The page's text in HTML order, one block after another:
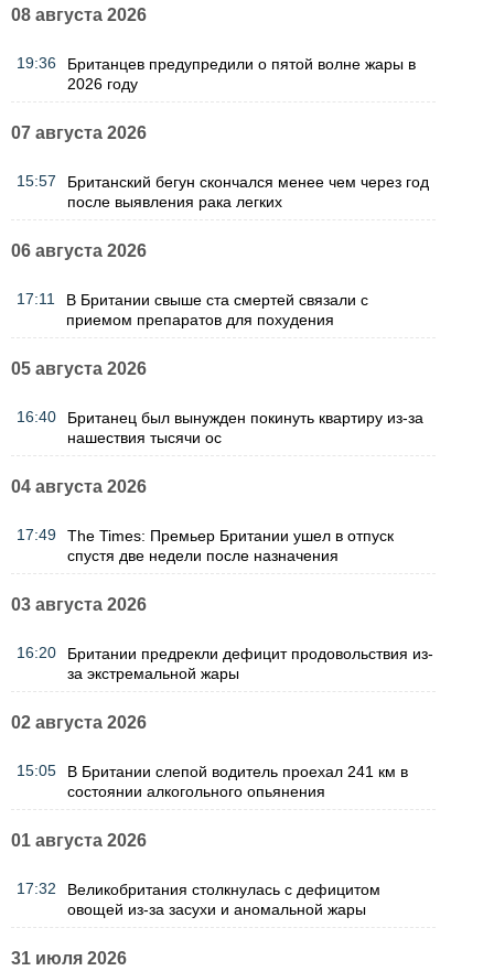
08 августа 2026
19:36
Британцев предупредили о пятой волне жары в
2026 году
07 августа 2026
15:57
Британский бегун скончался менее чем через год
после выявления рака легких
06 августа 2026
17:11
В Британии свыше ста смертей связали с
приемом препаратов для похудения
05 августа 2026
16:40
Британец был вынужден покинуть квартиру из-за
нашествия тысячи ос
04 августа 2026
17:49
The Times: Премьер Британии ушел в отпуск
спустя две недели после назначения
03 августа 2026
16:20
Британии предрекли дефицит продовольствия из-
за экстремальной жары
02 августа 2026
15:05
В Британии слепой водитель проехал 241 км в
состоянии алкогольного опьянения
01 августа 2026
17:32
Великобритания столкнулась с дефицитом
овощей из-за засухи и аномальной жары
31 июля 2026